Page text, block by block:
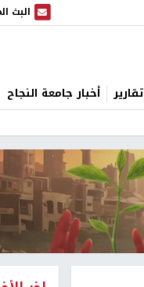
البث
البث المباشر
تقارير أخبار جامعة النجاح